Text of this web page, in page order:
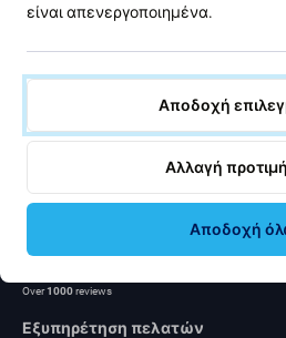
Συμφωνώ να λαμβάνω το
Rated Excellent
Over1000reviews
Εξυπηρέτηση πελατών
είναι απενεργοποιημένα.
Αποδοχή
Αλλαγή
Αποδοχή